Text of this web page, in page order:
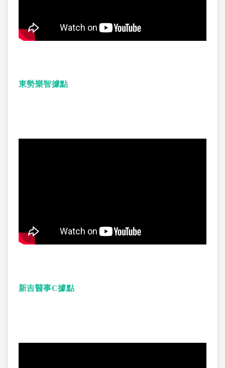
東勢樂智據點
新吉醫事C據點